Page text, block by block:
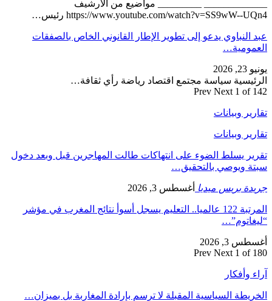
_____________ _________ مواضيع من الأرشيف
https://www.youtube.com/watch?v=SS9wW--UQn4 رئيس…
عبد النباوي يدعو إلى تطوير الإطار القانوني الخاص بالصفقات
العمومية…
يونيو 23, 2026
الرئيسية سياسة مجتمع اقتصاد رياضة رأي ثقافة…
Prev Next 1 of 142
تقارير وبيانات
تقارير وبيانات
تقرير يسلط الضوء على انتهاكات طالت المهاجرين قبل وبعد دخول
سبتة ويوصي بالتحقيق…
جريدة بريس ميديا أغسطس 3, 2026
المرتبة 122 عالميا.. التعليم يسجل أسوأ نتائج المغرب في مؤشر
“ليغاتوم”…
أغسطس 3, 2026
Prev Next 1 of 180
آراء وأفكار
الخريطة السياسية المقبلة لا ترسم بإرادة المغاربة بل بميزان…